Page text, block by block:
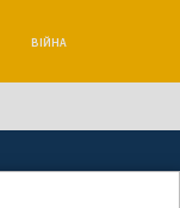
ВІЙНА